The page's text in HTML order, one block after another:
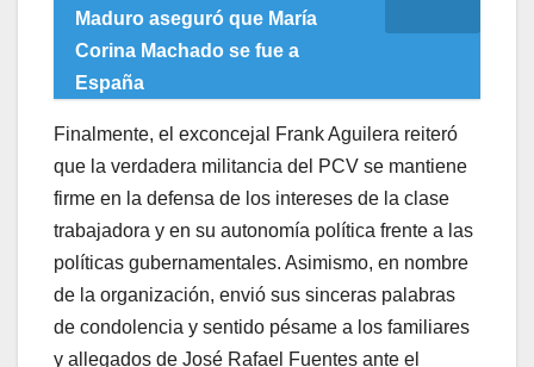
Maduro aseguró que María
Corina Machado se fue a
España
​Finalmente, el exconcejal Frank Aguilera reiteró
que la verdadera militancia del PCV se mantiene
firme en la defensa de los intereses de la clase
trabajadora y en su autonomía política frente a las
políticas gubernamentales. Asimismo, en nombre
de la organización, envió sus sinceras palabras
de condolencia y sentido pésame a los familiares
y allegados de José Rafael Fuentes ante el